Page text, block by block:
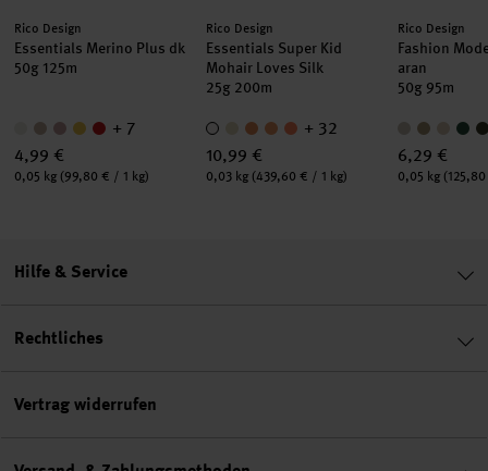
Hersteller:
Rico Design
Essentials Merino Plus dk
50g 125m
+ 7
4,99 €
Inhalt:
0,05 kg (99,80 € / 1 kg)
Hersteller:
Rico Design
Essentials Super Kid
Mohair Loves Silk
25g 200m
+ 32
10,99 €
Inhalt:
0,03 kg (439,60 € / 1 kg)
Hersteller:
Rico Design
Fashion
aran
50g 95m
6,29 €
Inhalt:
0,05 kg
Hilfe & Service
Rechtliches
Vertrag widerrufen